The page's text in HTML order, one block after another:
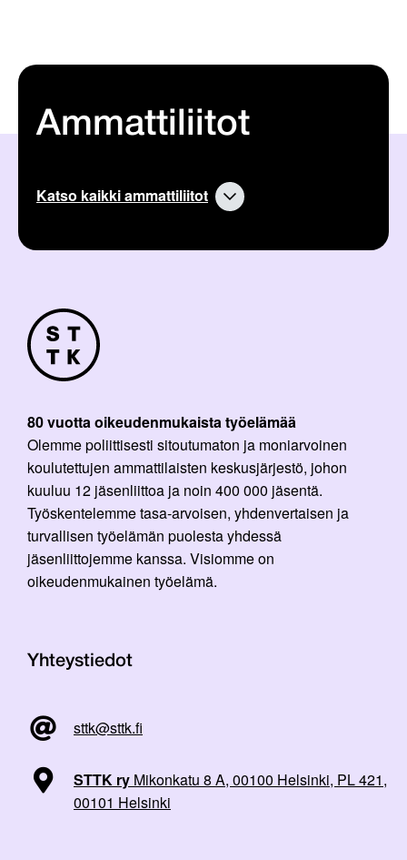
Ammattiliitot
Katso kaikki ammattiliitot
80 vuotta oikeudenmukaista työelämää
Olemme poliittisesti sitoutumaton ja moniarvoinen
koulutettujen ammattilaisten keskusjärjestö, johon
kuuluu 12 jäsenliittoa ja noin 400 000 jäsentä.
Työskentelemme tasa-arvoisen, yhdenvertaisen ja
turvallisen työelämän puolesta yhdessä
jäsenliittojemme kanssa. Visiomme on
oikeudenmukainen työelämä.
Yhteystiedot
sttk@sttk.fi
STTK ry Mikonkatu 8 A, 00100 Helsinki, PL 421,
00101 Helsinki